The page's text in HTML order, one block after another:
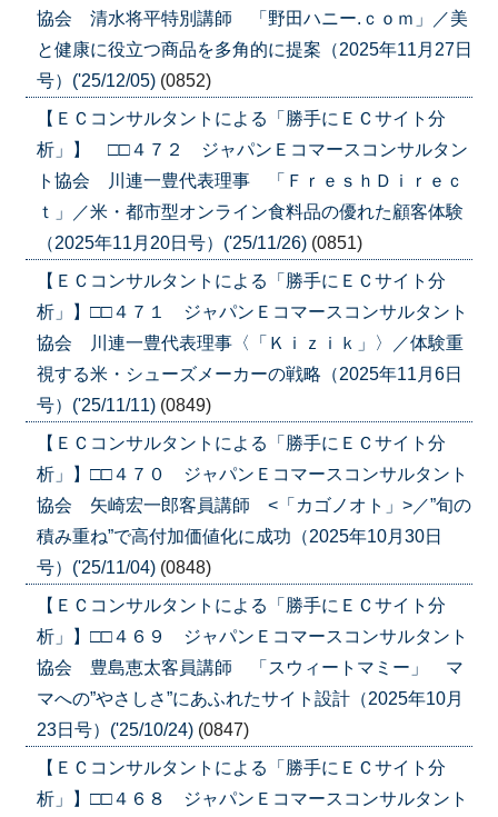
協会 清水将平特別講師 「野田ハニー.ｃｏｍ」／美
と健康に役立つ商品を多角的に提案（2025年11月27日
号）('25/12/05) (0852)
【ＥＣコンサルタントによる「勝手にＥＣサイト分
析」】 □□４７２ ジャパンＥコマースコンサルタン
ト協会 川連一豊代表理事 「ＦｒｅｓｈＤｉｒｅｃ
ｔ」／米・都市型オンライン食料品の優れた顧客体験
（2025年11月20日号）('25/11/26) (0851)
【ＥＣコンサルタントによる「勝手にＥＣサイト分
析」】□□４７１ ジャパンＥコマースコンサルタント
協会 川連一豊代表理事〈「Ｋｉｚｉｋ」〉／体験重
視する米・シューズメーカーの戦略（2025年11月6日
号）('25/11/11) (0849)
【ＥＣコンサルタントによる「勝手にＥＣサイト分
析」】□□４７０ ジャパンＥコマースコンサルタント
協会 矢崎宏一郎客員講師 <「カゴノオト」>／”旬の
積み重ね”で高付加価値化に成功（2025年10月30日
号）('25/11/04) (0848)
【ＥＣコンサルタントによる「勝手にＥＣサイト分
析」】□□４６９ ジャパンＥコマースコンサルタント
協会 豊島恵太客員講師 「スウィートマミー」 マ
マへの”やさしさ”にあふれたサイト設計（2025年10月
23日号）('25/10/24) (0847)
【ＥＣコンサルタントによる「勝手にＥＣサイト分
析」】□□４６８ ジャパンＥコマースコンサルタント